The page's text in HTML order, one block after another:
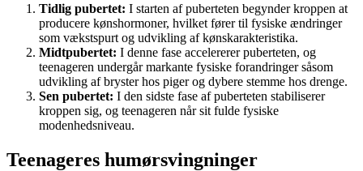
Tidlig pubertet: I starten af puberteten begynder kroppen at
producere kønshormoner, hvilket fører til fysiske ændringer
som vækstspurt og udvikling af kønskarakteristika.
Midtpubertet: I denne fase accelererer puberteten, og
teenageren undergår markante fysiske forandringer såsom
udvikling af bryster hos piger og dybere stemme hos drenge.
Sen pubertet: I den sidste fase af puberteten stabiliserer
kroppen sig, og teenageren når sit fulde fysiske
modenhedsniveau.
Teenageres humørsvingninger